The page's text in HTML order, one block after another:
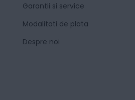
Garantii si service
Modalitati de plata
Despre noi